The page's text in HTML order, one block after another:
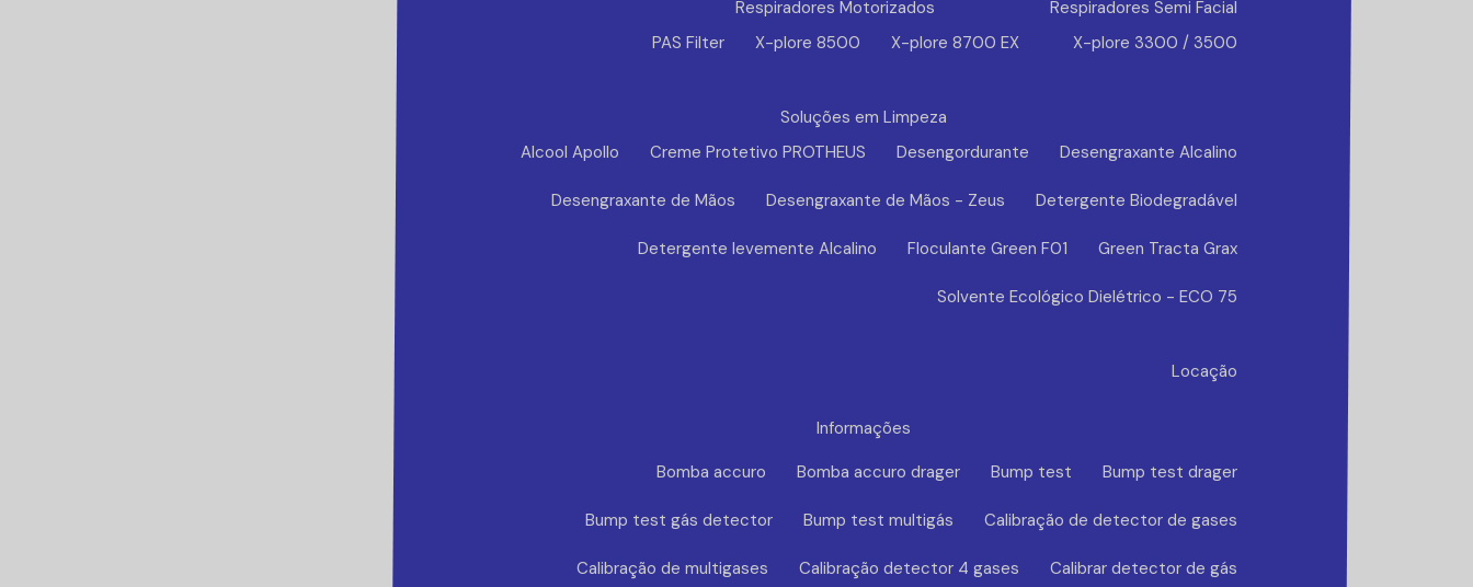
Respiradores Motorizados
PAS Filter
X-plore 8500 X-plore 8700 EX
Respiradores Semi Facial
X-plore 3300 / 3500
Soluções em Limpeza
Alcool Apollo
Creme Protetivo PROTHEUS Desengordurante Desengraxante Alcalino
Desengraxante de Mãos Desengraxante de Mãos - Zeus Detergente Biodegradável
Detergente levemente Alcalino Floculante Green F01 Green Tracta Grax
Solvente Ecológico Dielétrico - ECO 75
Locação
Informações
Bomba accuro
Bomba accuro drager Bump test Bump test drager
Bump test gás detector Bump test multigás Calibração de detector de gases
Calibração de multigases Calibração detector 4 gases Calibrar detector de gás